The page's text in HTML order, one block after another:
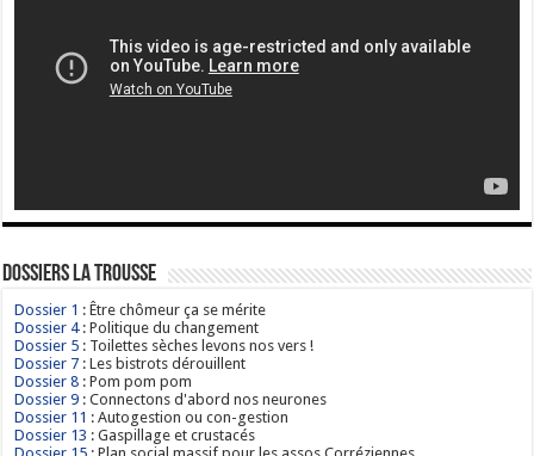
Dossiers La Trousse
Dossier 1 : Être chômeur ça se mérite
Dossier 4: Politique du changement
Dossier 5 : Toilettes sèches levons nos vers !
Dossier 7 : Les bistrots dérouillent
Dossier 8 : Pom pom pom
Dossier 9 : Connectons d'abord nos neurones
Dossier 11 : Autogestion ou con-gestion
Dossier 13 : Gaspillage et crustacés